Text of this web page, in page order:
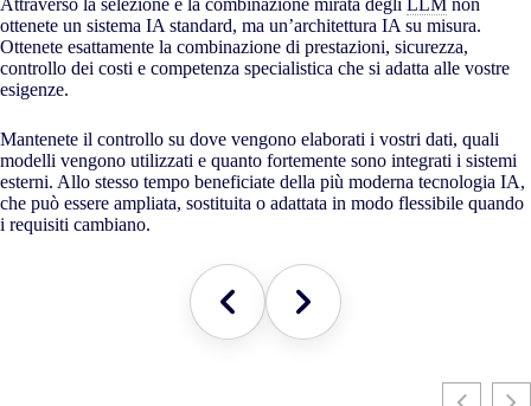
ottenete un sistema IA standard, ma un’architettura IA su misura.
Ottenete esattamente la combinazione di prestazioni, sicurezza,
controllo dei costi e competenza specialistica che si adatta alle vostre
esigenze.
Mantenete il controllo su dove vengono elaborati i vostri dati, quali
modelli vengono utilizzati e quanto fortemente sono integrati i sistemi
esterni. Allo stesso tempo beneficiate della più moderna tecnologia IA,
che può essere ampliata, sostituita o adattata in modo flessibile quando
i requisiti cambiano.